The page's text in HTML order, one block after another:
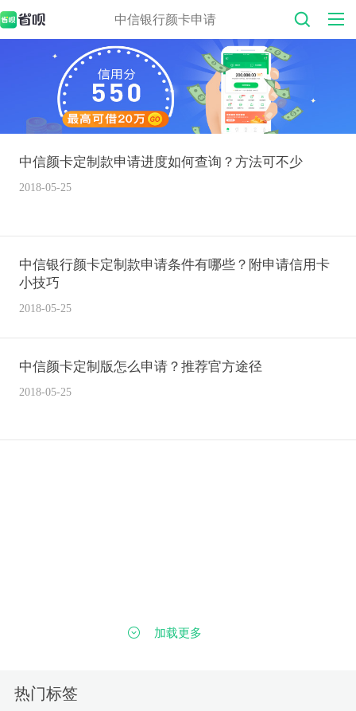
中信银行颜卡申请
中信颜卡定制款申请进度如何查询？方法可不少
2018-05-25
中信银行颜卡定制款申请条件有哪些？附申请信用卡
小技巧
2018-05-25
中信颜卡定制版怎么申请？推荐官方途径
2018-05-25
加载更多
热门标签